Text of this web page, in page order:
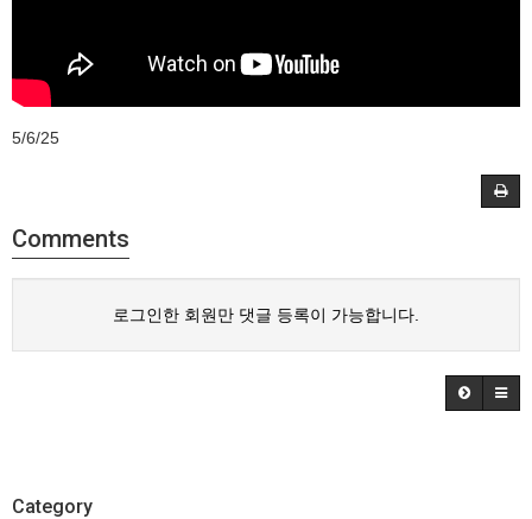
5/6/25
Comments
로그인한 회원만 댓글 등록이 가능합니다.
Category